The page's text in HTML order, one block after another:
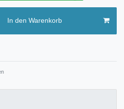
In den Warenkorb